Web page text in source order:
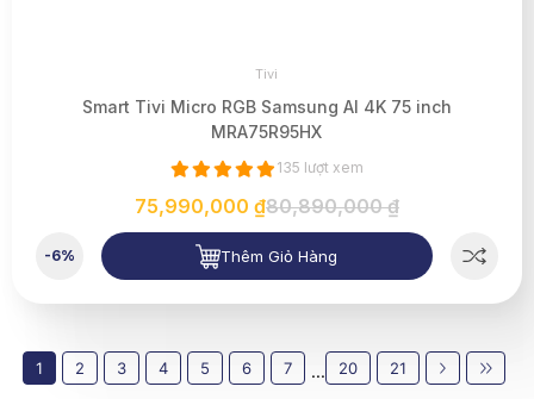
Tivi
Smart Tivi Micro RGB Samsung AI 4K 75 inch
MRA75R95HX
135 lượt xem
75,990,000 ₫80,890,000 ₫
-6% Thêm Giỏ Hàng
1 2 3 4 5 6 7 ... 20 21